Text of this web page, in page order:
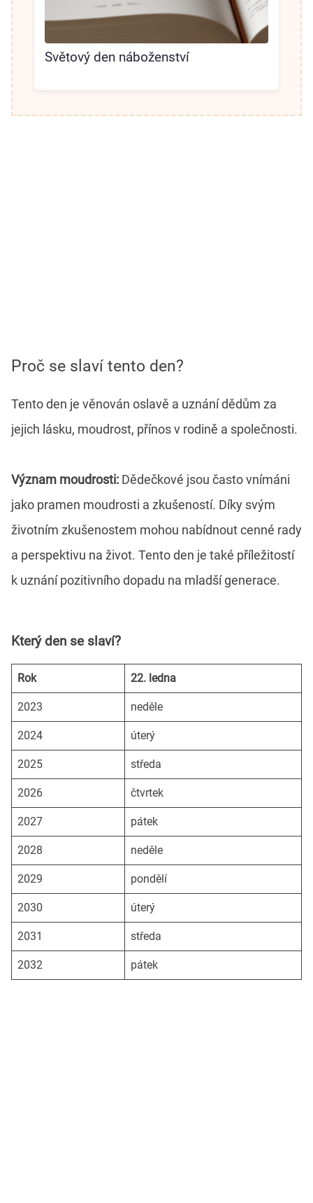
Světový den náboženství
Proč se slaví tento den?
Tento den je věnován oslavě a uznání dědům za
jejich lásku, moudrost, přínos v rodině a společnosti.
Význam moudrosti: Dědečkové jsou často vnímáni
jako pramen moudrosti a zkušeností. Díky svým
životním zkušenostem mohou nabídnout cenné rady
a perspektivu na život. Tento den je také příležitostí
k uznání pozitivního dopadu na mladší generace.
Který den se slaví?
Rok 22. ledna
2023 neděle
2024 úterý
2025 středa
2026 čtvrtek
2027 pátek
2028 neděle
2029 pondělí
2030 úterý
2031 středa
2032 pátek